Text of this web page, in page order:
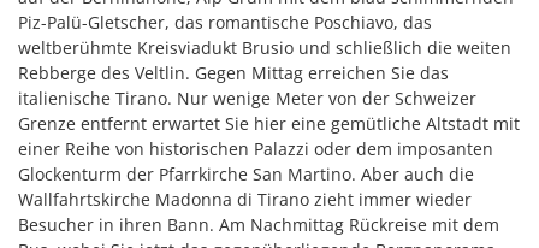
Piz-Palü-Gletscher, das romantische Poschiavo, das
weltberühmte Kreisviadukt Brusio und schließlich die weiten
Rebberge des Veltlin. Gegen Mittag erreichen Sie das
italienische Tirano. Nur wenige Meter von der Schweizer
Grenze entfernt erwartet Sie hier eine gemütliche Altstadt mit
einer Reihe von historischen Palazzi oder dem imposanten
Glockenturm der Pfarrkirche San Martino. Aber auch die
Wallfahrtskirche Madonna di Tirano zieht immer wieder
Besucher in ihren Bann. Am Nachmittag Rückreise mit dem